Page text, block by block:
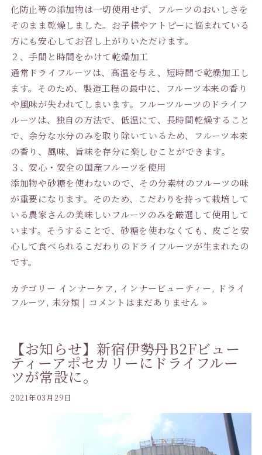
化防止等の添加物は一切使用せず、フルーツのおいしさを
そのまま乾燥しました。お子様やアトピーに悩まれている
方にも安心してお召し上がりいただけます。
２、手間と時間をかけて乾燥加工
通常ドライフルーツは、高温を与え、短時間で乾燥加工し
ます。そのため、製造工程の最中に、フルーツ本来の香り
や風味が失われてしまいます。フルーツルーツのドライフ
ルーツは、独自の方法で、低温にて、長時間乾燥すること
で、余分な水分のみを取り除いているため、フルーツ本来
の香り、風味、旨味を存分に楽しむことができます。
３、安心・安全の国産フルーツを使用
添加物や砂糖を使わないので、その分素材のフルーツの味
が重要になります。そのため、こだわりを持って栽培して
いる農家さんの美味しいフルーツのみを厳選して使用して
います。そうすることで、砂糖を使わなくても、皮ごと安
心して食べられるこだわりのドライフルーツが生まれたの
です。
カテゴリー インナーケア, インナービューティー, ドライ
フルーツ, 未分類 | コメントはまだありません »
【お知らせ】新宿伊勢丹B2Fビュー
ティーアポセカリーにドライフルー
ツが常設に。
2021年03月29日